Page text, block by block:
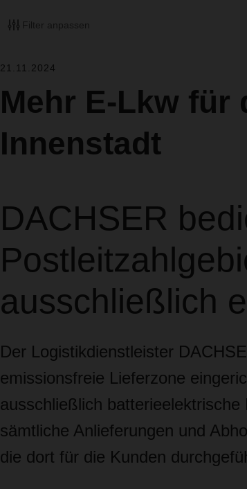
Filter anpassen
21.11.2024
Mehr E-Lkw für
Innenstadt
DACHSER
ausschließlich
Der Logistikdienstleister
emissionsfreie Lieferzone
ausschließlich
sämtliche Anlieferungen und
die dort für die Kunden